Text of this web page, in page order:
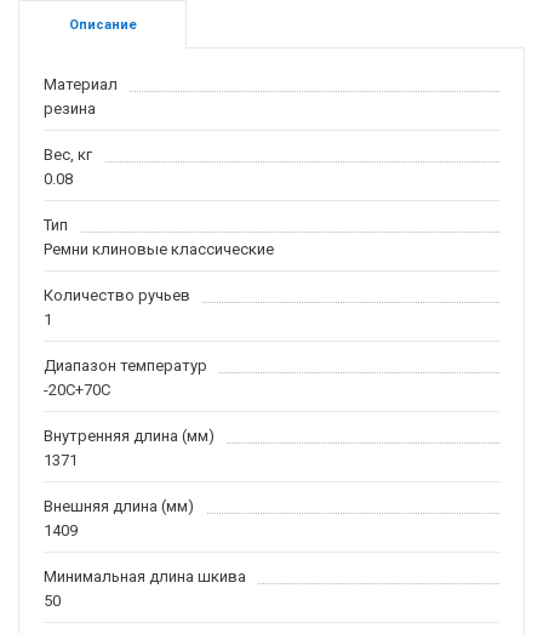
Описание
Материал
резина
Вес, кг
0.08
Тип
Ремни клиновые классические
Количество ручьев
1
Диапазон температур
-20С+70С
Внутренняя длина (мм)
1371
Внешняя длина (мм)
1409
Минимальная длина шкива
50